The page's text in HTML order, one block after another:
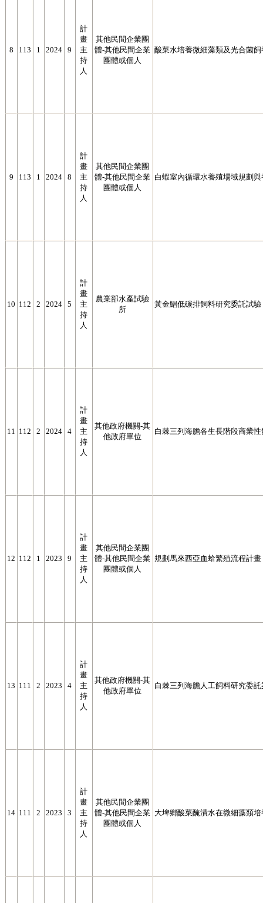
8 113 1 2024 9
計
畫
主
持
人
其他民間企業團
體-其他民間企業
團體或個人
酸菜水培養微細藻類及光合菌
9 113 1 2024 8
計
畫
主
持
人
其他民間企業團
體-其他民間企業
團體或個人
白蝦室內循環水養殖場域規劃
10 112 2 2024 5
計
畫
主
持
人
農業部水產試驗
所
黃金鯧低碳排飼料研究委託試驗
11 112 2 2024 4
計
畫
主
持
人
其他政府機關-其
他政府單位
白棘三列海膽各生長階段商業
12 112 1 2023 9
計
畫
主
持
人
其他民間企業團
體-其他民間企業
團體或個人
規劃馬來西亞血蛤繁殖流程計畫
13 111 2 2023 4
計
畫
主
持
人
其他政府機關-其
他政府單位
白棘三列海膽人工飼料研究委託
14 111 2 2023 3
計
畫
主
持
人
其他民間企業團
體-其他民間企業
團體或個人
大埤鄉酸菜醃漬水在微細藻類